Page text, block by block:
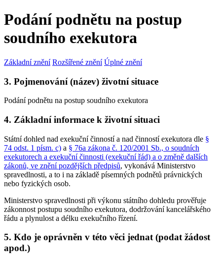
Podání podnětu na postup
soudního exekutora
Základní znění Rozšířené znění Úplné znění
3. Pojmenování (název) životní situace
Podání podnětu na postup soudního exekutora
4. Základní informace k životní situaci
Státní dohled nad exekuční činností a nad činností exekutora dle §
74 odst. 1 písm. c) a § 76a zákona č. 120/2001 Sb., o soudních
exekutorech a exekuční činnosti (exekuční řád) a o změně dalších
zákonů, ve znění pozdějších předpisů, vykonává Ministerstvo
spravedlnosti, a to i na základě písemných podnětů právnických
nebo fyzických osob.
Ministerstvo spravedlnosti při výkonu státního dohledu prověřuje
zákonnost postupu soudního exekutora, dodržování kancelářského
řádu a plynulost a délku exekučního řízení.
5. Kdo je oprávněn v této věci jednat (podat žádost
apod.)